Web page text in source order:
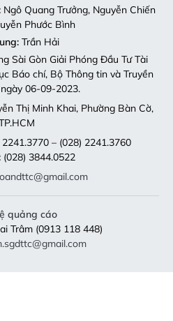
Ngô Quang Trưởng, Nguyễn Chiến
Phước Bình
Trần Hải
Sài Gòn Giải Phóng Đầu Tư Tài
Báo chí, Bộ Thông tin và Truyền
06-09-2023.
Thị Minh Khai, Phường Bàn Cờ,
– (028) 2241.3760
(028) 3844.0522
quảng cáo
Trâm (0913 118 448)